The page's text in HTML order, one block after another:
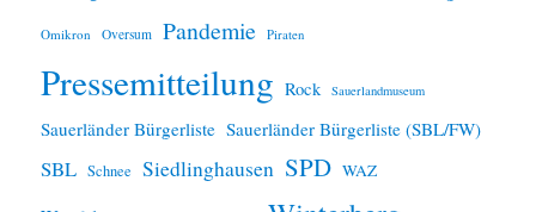
Omikron Oversum Pandemie Piraten
Pressemitteilung Rock Sauerlandmuseum
Sauerländer Bürgerliste Sauerländer Bürgerliste (SBL/FW)
SBL Schnee Siedlinghausen SPD WAZ